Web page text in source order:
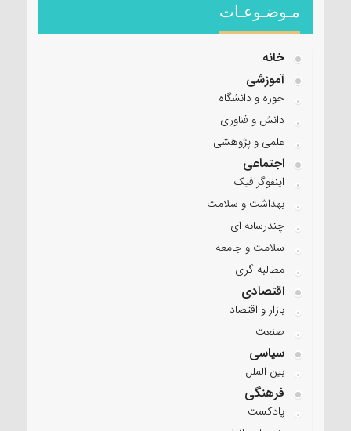
مـوضـوعـات
خانه
آموزشی
حوزه و دانشگاه
دانش و فناوری
علمی و پژوهشی
اجتماعی
اینفوگرافیک
بهداشت و سلامت
چندرسانه ای
سلامت و جامعه
مطالبه گری
اقتصادی
بازار و اقتصاد
صنعت
سیاسی
بین الملل
فرهنگی
پادکست